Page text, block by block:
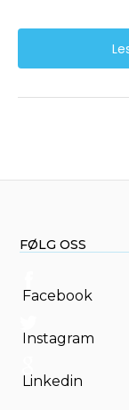
FØLG OSS
Facebook
Instagram
Linkedin